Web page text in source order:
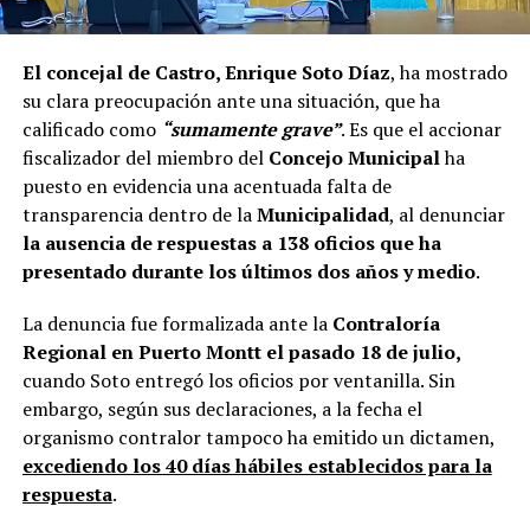
El concejal de Castro, Enrique Soto Díaz, ha mostrado
su clara preocupación ante una situación, que ha
calificado como “sumamente grave”. Es que el accionar
fiscalizador del miembro del Concejo Municipalha
puesto en evidencia una acentuada falta de
transparencia dentro de laMunicipalidad, al denunciar
la ausencia de respuestas a 138 oficios que ha
presentado durante los últimos dos años y medio.
La denuncia fue formalizada ante la Contraloría
Regional en Puerto Montt el pasado 18 de julio,
cuando Soto entregó los oficios por ventanilla. Sin
embargo, según sus declaraciones, a la fecha el
organismo contralor tampoco ha emitido un dictamen,
excediendo los 40 días hábiles establecidos para la
respuesta.